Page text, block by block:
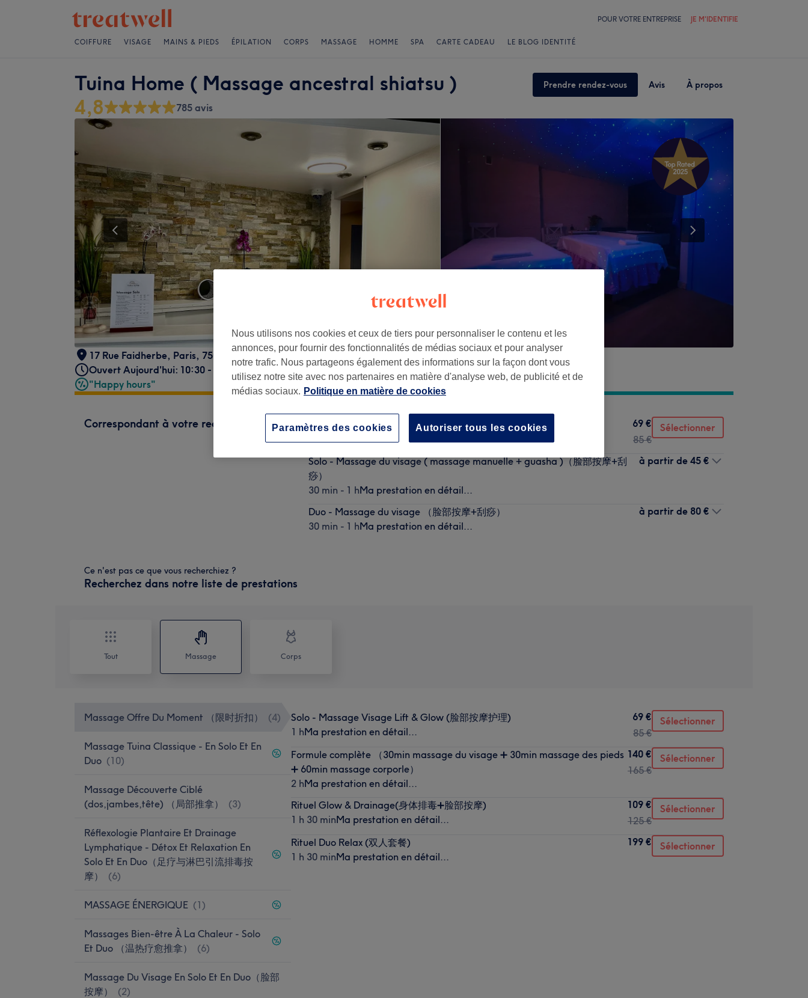
POUR VOTRE ENTREPRISE JE M'IDENTIFIE
COIFFURE VISAGE MAINS & PIEDS ÉPILATION CORPS MASSAGE HOMME SPA CARTE CADEAU LE BLOG IDENTITÉ
Tuina Home ( Massage ancestral shiatsu ) Prendre rendez-vous Avis À propos
4,8 785 avis
17 Rue Faidherbe, Paris, 75011
Ouvert Aujourd'hui: 10:30 - 20:30
"Happy hours"
Correspondant à votre recherche
Solo - Massage Visage Lift & Glow (脸部按摩护理)
69 €
85 €
Sélectionner
Solo - Massage du visage ( massage manuelle + guasha )（脸部按摩+刮
痧）
30 min - 1 hMa prestation en détail...
à partir de 45 €
Duo - Massage du visage （脸部按摩+刮痧）
30 min - 1 hMa prestation en détail...
à partir de 80 €
Ce n'est pas ce que vous recherchiez ?
Recherchez dans notre liste de prestations
Tout Massage Corps
Massage Offre Du Moment （限时折扣） (4)
Massage Tuina Classique - En Solo Et En
Duo (10)
Massage Découverte Ciblé
(dos,jambes,tête) （局部推拿）
(3)
Réflexologie Plantaire Et Drainage
Lymphatique - Détox Et Relaxation En
Solo Et En Duo（足疗与淋巴引流排毒按
摩）
(6)
MASSAGE ÉNERGIQUE (1)
Massages Bien-être À La Chaleur - Solo
Et Duo （温热疗愈推拿）
(6)
Massage Du Visage En Solo Et En Duo（脸部
按摩）
(2)
Solo - Massage Visage Lift & Glow (脸部按摩护理)
1 hMa prestation en détail...
69 €
85 €
Sélectionner
Formule complète （30min massage du visage ➕ 30min massage des pieds
➕ 60min massage corporle）
2 hMa prestation en détail...
140 €
165 €
Sélectionner
Rituel Glow & Drainage(身体排毒➕脸部按摩)
1 h 30 minMa prestation en détail...
109 €
125 €
Sélectionner
Rituel Duo Relax (双人套餐)
1 h 30 minMa prestation en détail...
199 € Sélectionner
Nous utilisons nos cookies et ceux de tiers pour personnaliser le contenu et les
annonces, pour fournir des fonctionnalités de médias sociaux et pour analyser
notre trafic. Nous partageons également des informations sur la façon dont vous
utilisez notre site avec nos partenaires en matière d'analyse web, de publicité et de
médias sociaux. Politique en matière de cookies
Autoriser tous les cookies
Paramètres des cookies